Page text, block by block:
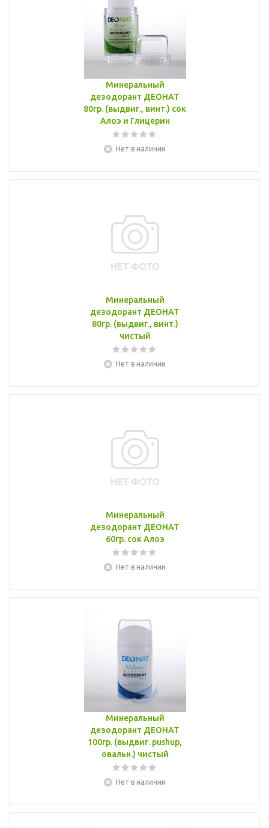
Минеральный
дезодорант ДЕОНАТ
80гр. (выдвиг., винт.) сок
Алоэ и Глицерин
Нет в наличии
Минеральный
дезодорант ДЕОНАТ
80гр. (выдвиг., винт.)
чистый
Нет в наличии
Минеральный
дезодорант ДЕОНАТ
60гр. сок Алоэ
Нет в наличии
Минеральный
дезодорант ДЕОНАТ
100гр. (выдвиг. pushup,
овальн.) чистый
Нет в наличии